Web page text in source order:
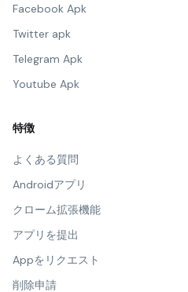
Facebook Apk
Twitter apk
Telegram Apk
Youtube Apk
特徴
よくある質問
Androidアプリ
クローム拡張機能
アプリを提出
Appをリクエスト
削除申請